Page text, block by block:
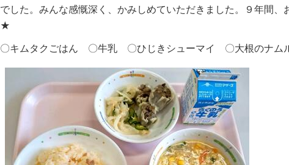
でした。みんな感慨深く、かみしめていただきました。９年間
★
〇キムタクごはん 〇牛乳 〇ひじきシューマイ 〇大根のナム